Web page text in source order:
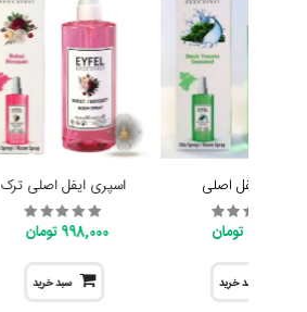
اسپری ایفل اصلی
سبد خرید
اسپری ایفل اصلی ترک
998,000 تومان
سبد خرید